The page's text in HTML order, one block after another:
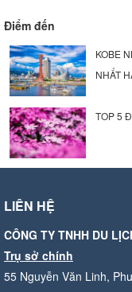
Điểm đến
KOBE
NHẤT
TOP 5
LIÊN HỆ
CÔNG TY TNHH DU
Trụ sở chính
55 Nguyễn Văn Linh,